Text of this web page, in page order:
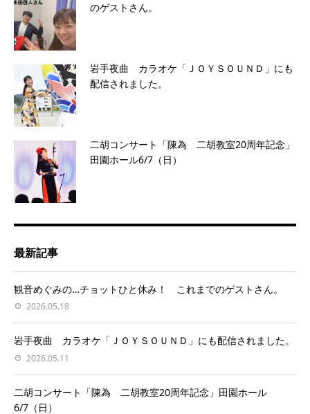
のゲストさん。
岩手夜曲 カラオケ「ＪＯＹＳＯＵＮＤ」にも
配信されました。
二胡コンサート「陳為 二胡教室20周年記念」
田園ホール6/7（日）
最新記事
観音めぐみの…チョットひと休み！ これまでのゲストさん。
2026.05.18
岩手夜曲 カラオケ「ＪＯＹＳＯＵＮＤ」にも配信されました。
2026.05.11
二胡コンサート「陳為 二胡教室20周年記念」田園ホール
6/7（日）